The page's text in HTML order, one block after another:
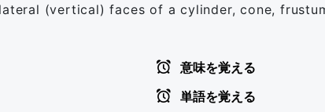
(vertical) faces of a cylinder, cone,
意味を覚える
単語を覚える